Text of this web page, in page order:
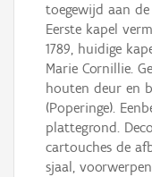
toegewijd aan de
Eerste kapel
1789, huidige
Marie Cornillie.
houten deur en
(Poperinge).
plattegrond.
cartouches de
sjaal,